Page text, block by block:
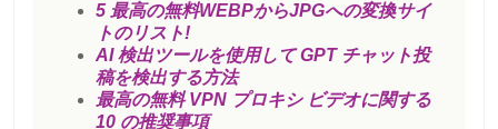
5 最高の無料WEBPからJPGへの変換サイ
トのリスト!
AI 検出ツールを使用して GPT チャット投
稿を検出する方法
最高の無料 VPN プロキシ ビデオに関する
10 の推奨事項